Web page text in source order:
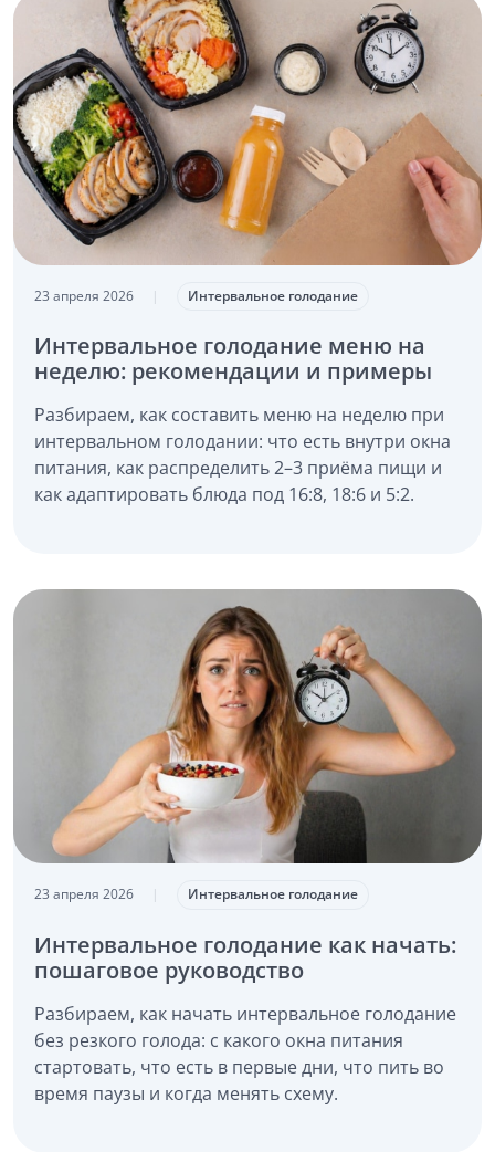
23 апреля 2026 | Интервальное голодание
Интервальное голодание меню на
неделю: рекомендации и примеры
Разбираем, как составить меню на неделю при
интервальном голодании: что есть внутри окна
питания, как распределить 2–3 приёма пищи и
как адаптировать блюда под 16:8, 18:6 и 5:2.
23 апреля 2026 | Интервальное голодание
Интервальное голодание как начать:
пошаговое руководство
Разбираем, как начать интервальное голодание
без резкого голода: с какого окна питания
стартовать, что есть в первые дни, что пить во
время паузы и когда менять схему.